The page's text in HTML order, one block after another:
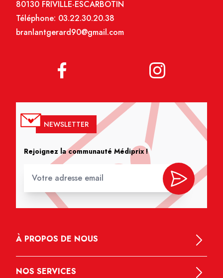
80130 FRIVILLE-ESCARBOTIN
Téléphone: 03.22.30.20.38
branlantgerard90@gmail.com
NEWSLETTER
Rejoignez la communauté Médiprix !
À PROPOS DE NOUS
NOS SERVICES